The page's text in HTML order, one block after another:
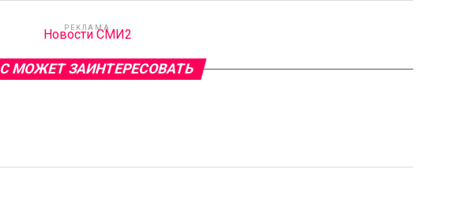
РЕКЛАМА
Новости СМИ2
МОЖЕТ ЗАИНТЕРЕСОВАТЬ